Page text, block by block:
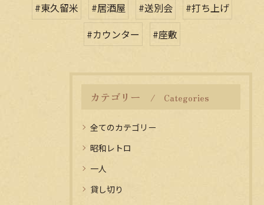
#東久留米 #居酒屋 #送別会
#打ち上げ
#カウンター
#座敷
カテゴリー Categories
全てのカテゴリー
昭和レトロ
一人
貸し切り